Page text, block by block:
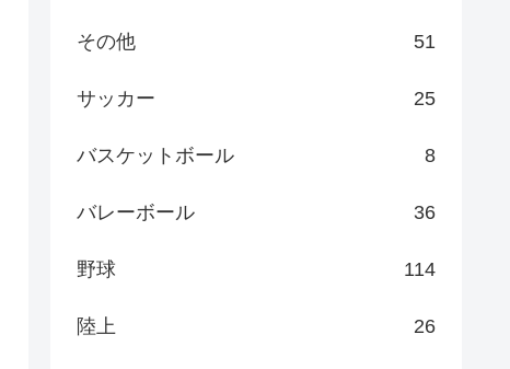
その他 51
サッカー 25
バスケットボール 8
バレーボール 36
野球 114
陸上 26